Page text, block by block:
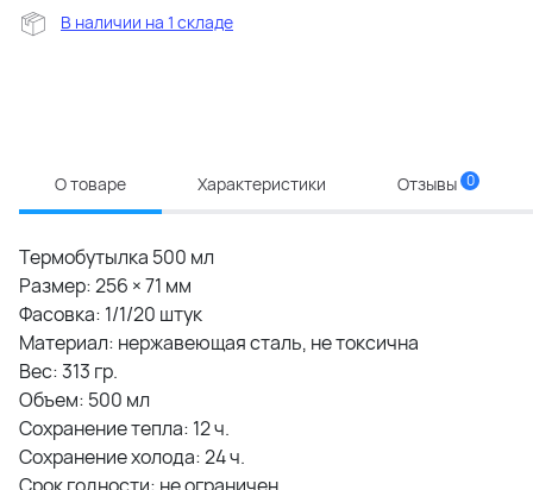
В наличии на 1 складе
О товаре Характеристики Отзывы 0
Термобутылка 500 мл
Размер: 256 × 71 мм
Фасовка: 1/1/20 штук
Материал: нержавеющая сталь, не токсична
Вес: 313 гр.
Объем: 500 мл
Сохранение тепла: 12 ч.
Сохранение холода: 24 ч.